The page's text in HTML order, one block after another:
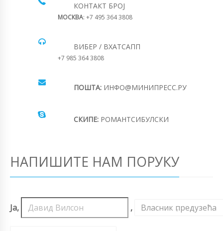
КОНТАКТ БРОЈ
МОСКВА: +7 495 364 3808
ВИБЕР / ВХАТСАПП
+7 985 364 3808
ПОШТА: ИНФО@МИНИПРЕСС.РУ
СКИПЕ: РОМАНТСИБУЛСКИ
НАПИШИТЕ НАМ ПОРУКУ
Ја, , Власник предузећа
,